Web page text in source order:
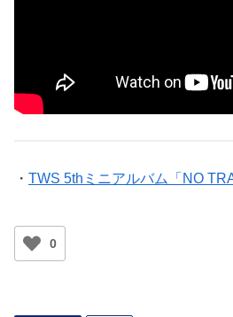
・ TWS 5thミニアルバム「NO
0